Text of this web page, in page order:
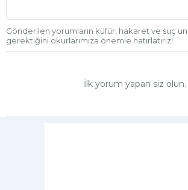
Gönderilen yorumların küfür, hakaret ve suç
gerektiğini okurlarımıza önemle hatırlatırız!
İlk yorum yapan siz olun.